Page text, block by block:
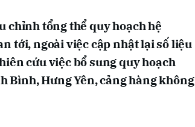
chỉnh tổng thể quy hoạch hệ
tới, ngoài việc cập nhật lại số liệu
cứu việc bổ sung quy hoạch
Bình, Hưng Yên, cảng hàng không